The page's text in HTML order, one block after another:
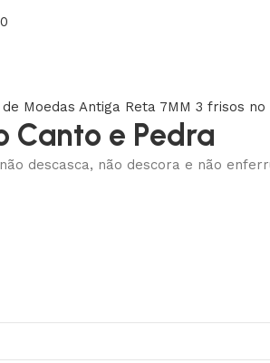
Canto e Pedra
descasca, não descora e não